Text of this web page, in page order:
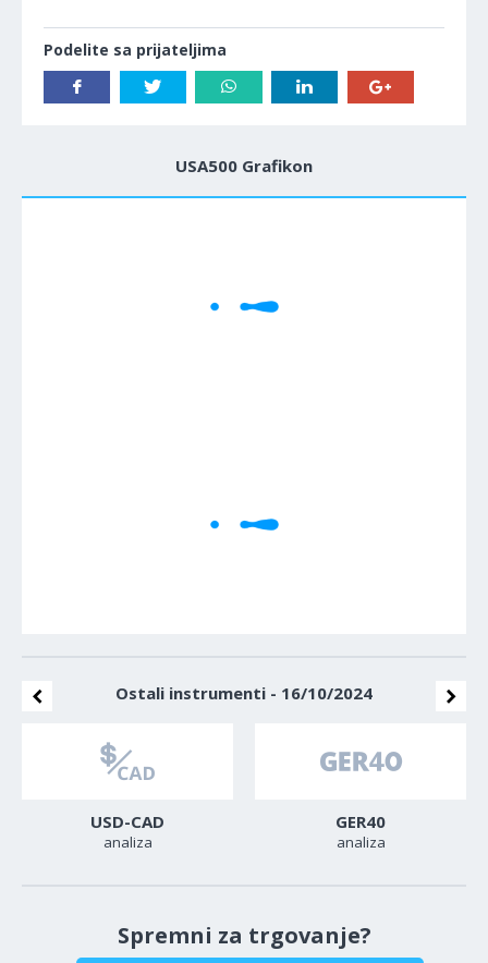
Podelite sa prijateljima
USA500 Grafikon
Ostali instrumenti - 16/10/2024
USD-CAD
analiza
GER40
analiza
Spremni za trgovanje?